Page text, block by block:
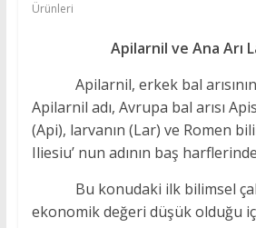
Ürünleri
Apilarnil ve Ana Arı
Apilarnil, erkek bal arısının
Apilarnil adı, Avrupa bal arısı
(Api), larvanın (Lar) ve Romen
Iliesiu’ nun adının baş
Bu konudaki ilk bilimsel
ekonomik değeri düşük olduğu